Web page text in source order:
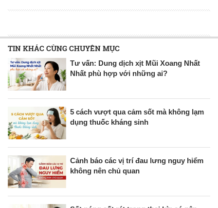
TIN KHÁC CÙNG CHUYÊN MỤC
Tư vấn: Dung dịch xịt Mũi Xoang Nhất
Nhất phù hợp với những ai?
5 cách vượt qua cảm sốt mà không lạm
dụng thuốc kháng sinh
Cảnh báo các vị trí đau lưng nguy hiểm
không nên chủ quan